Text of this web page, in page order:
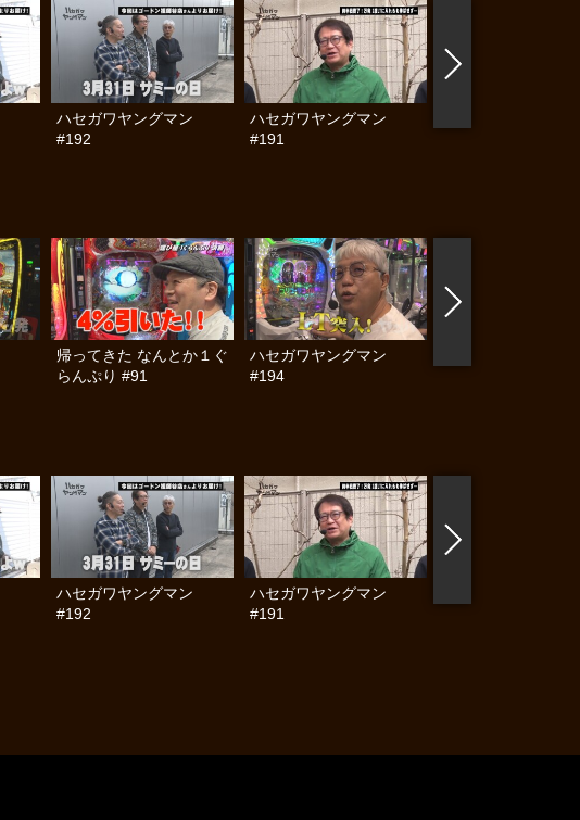
ハセガワヤングマン
#192
ハセガワヤングマン
#191
帰ってきた なんとか１ぐ
らんぷり #91
ハセガワヤングマン
#194
ハセガワヤングマン
#192
ハセガワヤングマン
#191